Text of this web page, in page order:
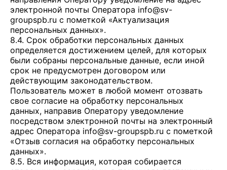
электронной почты Оператора info@sv-
groupspb.ru с пометкой «Актуализация
персональных данных».
8.4. Срок обработки персональных данных
определяется достижением целей, для которых
были собраны персональные данные, если иной
срок не предусмотрен договором или
действующим законодательством.
Пользователь может в любой момент отозвать
свое согласие на обработку персональных
данных, направив Оператору уведомление
посредством электронной почты на электронный
адрес Оператора info@sv-groupspb.ru с пометкой
«Отзыв согласия на обработку персональных
данных».
8.5. Вся информация, которая собирается